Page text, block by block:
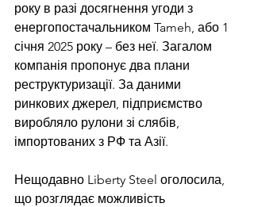
року в разі досягнення угоди з
енергопостачальником Tameh, або 1
січня 2025 року – без неї. Загалом
компанія пропонує два плани
реструктуризації. За даними
ринкових джерел, підприємство
виробляло рулони зі слябів,
імпортованих з РФ та Азії.
Нещодавно Liberty Steel оголосила,
що розглядає можливість